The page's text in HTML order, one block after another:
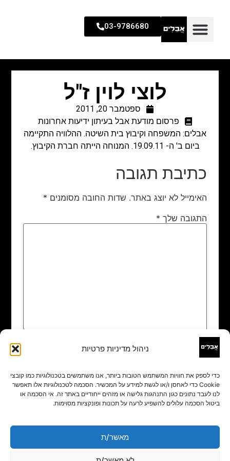
ניהול מדיניות פרטיות
כדי לספק את חוויות המשתמש הטובות ביותר, אנו משתמשים בטכנולוגיות כמו קובצי
Cookie כדי לאחסן ו/או לגשת למידע על המכשיר. הסכמה לטכנולוגיות אלו תאפשר
לנו לעבד נתונים כגון התנהגות גלישה או מזהים ייחודיים באתר זה. אי הסכמה או
ביטול הסכמה עלולים להשפיע לרעה על תכונות ופונקציות מסוימות.
מאשר/ת
03-9786680
לוצי לוין ז"ל
ספטמבר 20, 2011
פרסום מודעת אבל בעיתון ידיעות אחרונות
אבלים: המשפחה וקיבוץ בית השיטה. ההלוויה התקיימה
ביום ב' ה- 19.09.11. המנוחה הייתה חברת הקיבוץ.
כתיבת תגובה
האימייל לא יוצג באתר. שדות החובה מסומנים *
התגובה שלך *
שם
אימייל*